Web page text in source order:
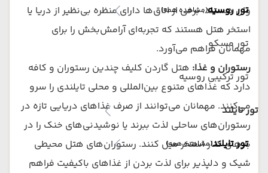
تور روسیه(مشاهده همه)
تور مسکو
تور ترکیبی روسیه
تور تایلند
تور تایلند(مشاهده همه)
وان هستند. برخی از اتاق‌ها دارای منظره بی‌نظیر از دریا یا
استخر هتل هستند که تجربه‌ای آرامش‌بخش را برای
مهمانان فراهم می‌آورد.
رستوران و غذا: هتل گاردن کلیف چندین رستوران و کافه
دارد که غذاهای متنوع بین‌المللی و محلی تایلندی را سرو
می‌کنند. مهمانان می‌توانند از صرف غذاهای دریایی تازه در
رستوران‌های ساحلی لذت ببرند یا نوشیدنی‌های خنک را در
بارهای کنار استخر میل کنند. رستوران‌های هتل محیطی
شیک و دلپذیر برای لذت بردن از غذاهای باکیفیت فراهم